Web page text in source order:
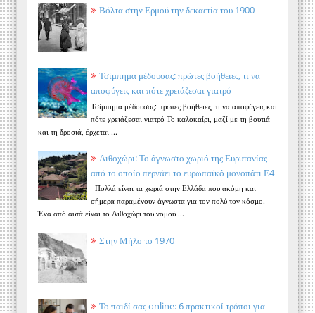
Βόλτα στην Ερμού την δεκαετία του 1900
Τσίμπημα μέδουσας: πρώτες βοήθειες, τι να
αποφύγεις και πότε χρειάζεσαι γιατρό
Τσίμπημα μέδουσας: πρώτες βοήθειες, τι να αποφύγεις και
πότε χρειάζεσαι γιατρό Το καλοκαίρι, μαζί με τη βουτιά
και τη δροσιά, έρχεται ...
Λιθοχώρι: Το άγνωστο χωριό της Ευρυτανίας
από το οποίο περνάει το ευρωπαϊκό μονοπάτι Ε4
Πολλά είναι τα χωριά στην Ελλάδα που ακόμη και
σήμερα παραμένουν άγνωστα για τον πολύ τον κόσμο.
Ένα από αυτά είναι το Λιθοχώρι του νομού ...
Στην Μήλο το 1970
Το παιδί σας online: 6 πρακτικοί τρόποι για